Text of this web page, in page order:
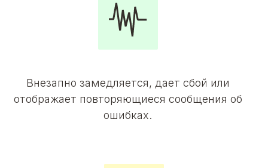
Внезапно замедляется, дает сбой или
отображает повторяющиеся сообщения об
ошибках.